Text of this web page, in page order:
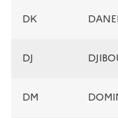
DK
DJ
DM